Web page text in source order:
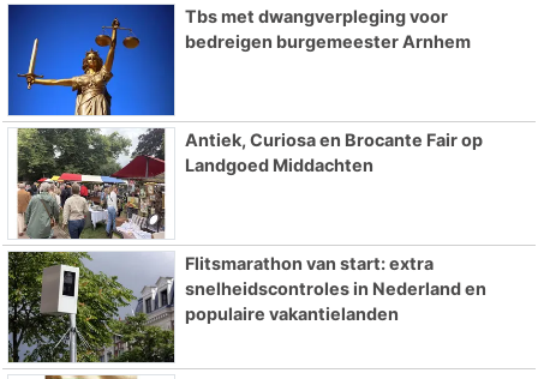
Tbs met dwangverpleging voor
bedreigen burgemeester Arnhem
Antiek, Curiosa en Brocante Fair op
Landgoed Middachten
Flitsmarathon van start: extra
snelheidscontroles in Nederland en
populaire vakantielanden